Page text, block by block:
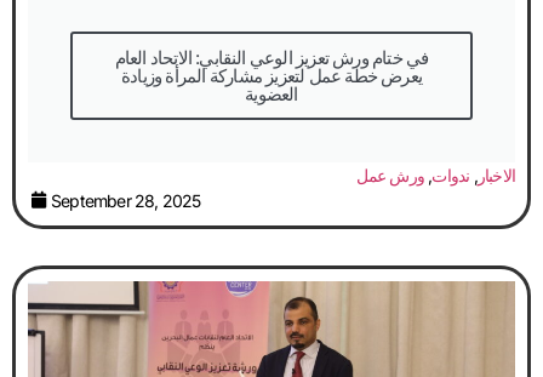
في ختام ورش تعزيز الوعي النقابي: الاتحاد العام
يعرض خطة عمل لتعزيز مشاركة المرأة وزيادة
العضوية
الاخبار, ندوات,ورش عمل
September 28, 2025